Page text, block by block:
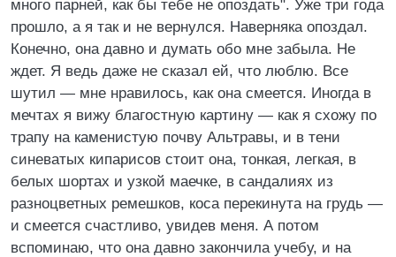
много парней, как бы тебе не опоздать". Уже три года
прошло, а я так и не вернулся. Наверняка опоздал.
Конечно, она давно и думать обо мне забыла. Не
ждет. Я ведь даже не сказал ей, что люблю. Все
шутил — мне нравилось, как она смеется. Иногда в
мечтах я вижу благостную картину — как я схожу по
трапу на каменистую почву Альтравы, и в тени
синеватых кипарисов стоит она, тонкая, легкая, в
белых шортах и узкой маечке, в сандалиях из
разноцветных ремешков, коса перекинута на грудь —
и смеется счастливо, увидев меня. А потом
вспоминаю, что она давно закончила учебу, и на